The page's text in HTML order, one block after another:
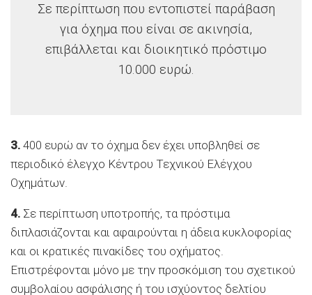
Σε περίπτωση που εντοπιστεί παράβαση
για όχημα που είναι σε ακινησία,
επιβάλλεται και διοικητικό πρόστιμο
10.000 ευρώ.
3. 400 ευρώ αν το όχημα δεν έχει υποβληθεί σε
περιοδικό έλεγχο Κέντρου Τεχνικού Ελέγχου
Οχημάτων.
4. Σε περίπτωση υποτροπής, τα πρόστιμα
διπλασιάζονται και αφαιρούνται η άδεια κυκλοφορίας
και οι κρατικές πινακίδες του οχήματος.
Επιστρέφονται μόνο με την προσκόμιση του σχετικού
συμβολαίου ασφάλισης ή του ισχύοντος δελτίου